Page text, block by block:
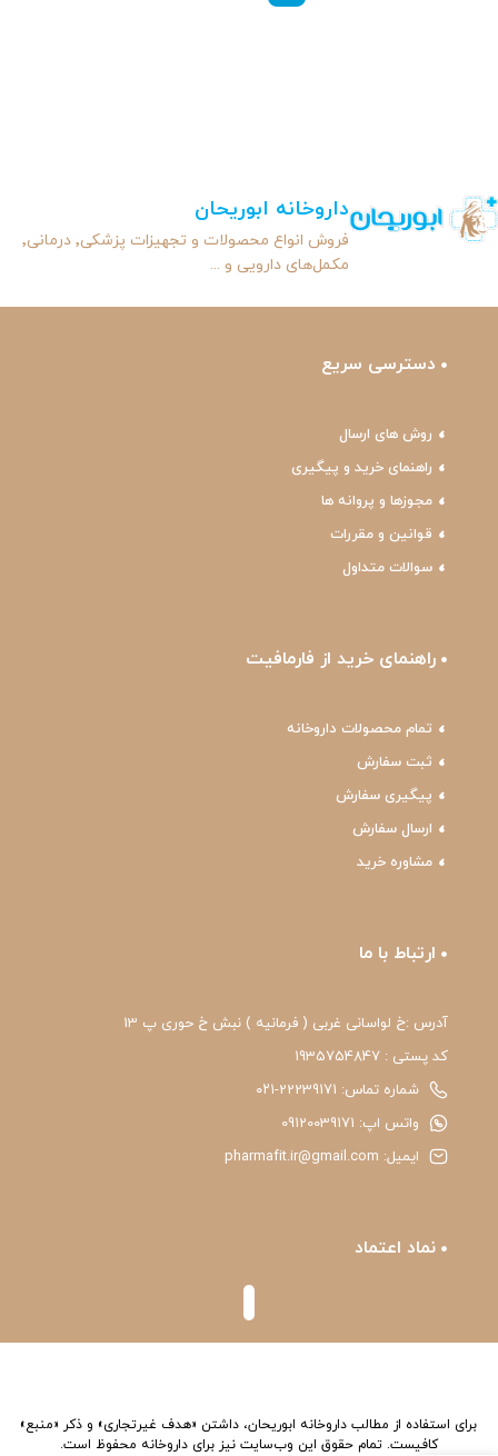
داروخانه ابوریحان
فروش انواع محصولات و تجهیزات پزشکی٬ درمانی٬
مکمل‌های دارویی و ...
دسترسی سریع
روش های ارسال
راهنمای خرید و پیگیری
مجوزها و پروانه ها
قوانین و مقررات
سوالات متداول
راهنمای خرید از فارمافیت
تمام محصولات داروخانه
ثبت سفارش
پیگیری سفارش
ارسال سفارش
مشاوره خرید
ارتباط با ما
آدرس :خ لواسانی غربی ( فرمانیه ) نبش خ حوری پ 13
کد پستی : 1935754847
شماره تماس: 22239171-۰۲۱
واتس اپ: 09120039171
ایمیل: pharmafit.ir@gmail.com
نماد اعتماد
برای استفاده از مطالب داروخانه ابوریحان، داشتن «هدف غیرتجاری» و ذکر «منبع»
کافیست. تمام حقوق اين وب‌سايت نیز برای داروخانه محفوظ است.